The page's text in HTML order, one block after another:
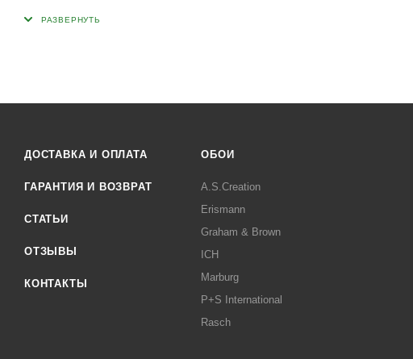
ДОСТАВКА И ОПЛАТА
ГАРАНТИЯ И ВОЗВРАТ
СТАТЬИ
ОТЗЫВЫ
КОНТАКТЫ
ОБОИ
A.S.Creation
Erismann
Graham & Brown
ICH
Marburg
P+S International
Rasch